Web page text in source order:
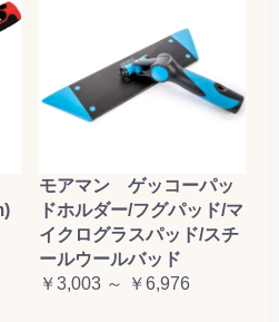
モアマン ゲッコーパッ
ドホルダー/フグパッド/マ
イクログラスパッド/スチ
ールウールバッド
￥3,003 ～ ￥6,976